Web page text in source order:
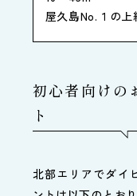
屋久島No.１の
初心者向けの
ト
北部エリアでダイ